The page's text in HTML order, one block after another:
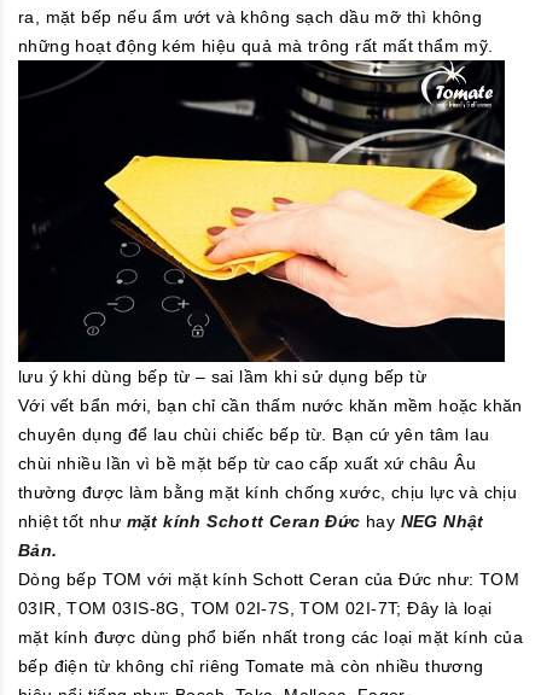
ra, mặt bếp nếu ẩm ướt và không sạch dầu mỡ thì không
những hoạt động kém hiệu quả mà trông rất mất thẩm mỹ.
lưu ý khi dùng bếp từ – sai lầm khi sử dụng bếp từ
Với vết bẩn mới, bạn chỉ cần thấm nước khăn mềm hoặc khăn
chuyên dụng để lau chùi chiếc bếp từ. Bạn cứ yên tâm lau
chùi nhiều lần vì bề mặt bếp từ cao cấp xuất xứ châu Âu
thường được làm bằng mặt kính chống xước, chịu lực và chịu
nhiệt tốt như mặt kính Schott Ceran Đức hay NEG Nhật
Bản.
Dòng bếp TOM với mặt kính Schott Ceran của Đức như: TOM
03IR, TOM 03IS-8G, TOM 02I-7S, TOM 02I-7T; Đây là loại
mặt kính được dùng phổ biến nhất trong các loại mặt kính của
bếp điện từ không chỉ riêng Tomate mà còn nhiều thương